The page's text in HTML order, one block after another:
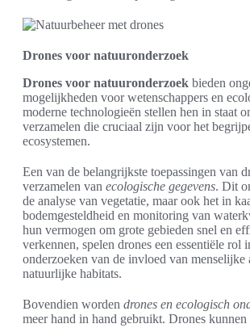
Drones voor natuuronderzoek
Drones voor natuuronderzoek bieden
mogelijkheden voor wetenschappers en
moderne technologieën stellen hen in staat
verzamelen die cruciaal zijn voor het
ecosystemen.
Een van de belangrijkste toepassingen van
verzamelen van ecologische gegevens. Dit
de analyse van vegetatie, maar ook het in
bodemgesteldheid en monitoring van
hun vermogen om grote gebieden snel en
verkennen, spelen drones een essentiële rol
onderzoeken van de invloed van menselijke
natuurlijke habitats.
Bovendien worden drones en ecologisch
meer hand in hand gebruikt. Drones